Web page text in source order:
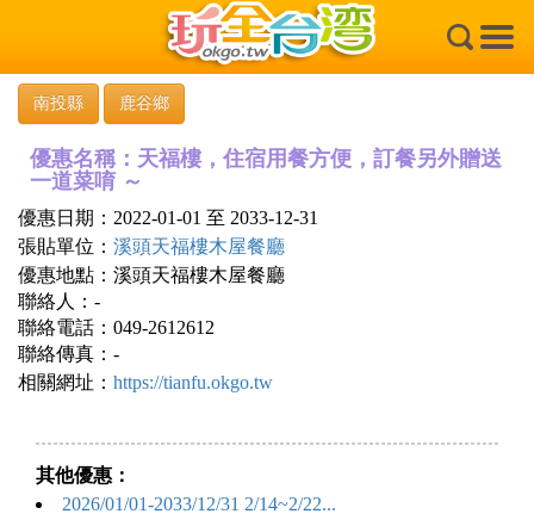
×
南投縣 鹿谷鄉
優惠名稱：天福樓，住宿用餐方便，訂餐另外贈送
一道菜唷 ～
優惠日期：2022-01-01 至 2033-12-31
張貼單位： 溪頭天福樓木屋餐廳
優惠地點：溪頭天福樓木屋餐廳
聯絡人：-
聯絡電話：049-2612612
聯絡傳真：-
相關網址： https://tianfu.okgo.tw
其他優惠：
2026/01/01-2033/12/31 2/14~2/22...